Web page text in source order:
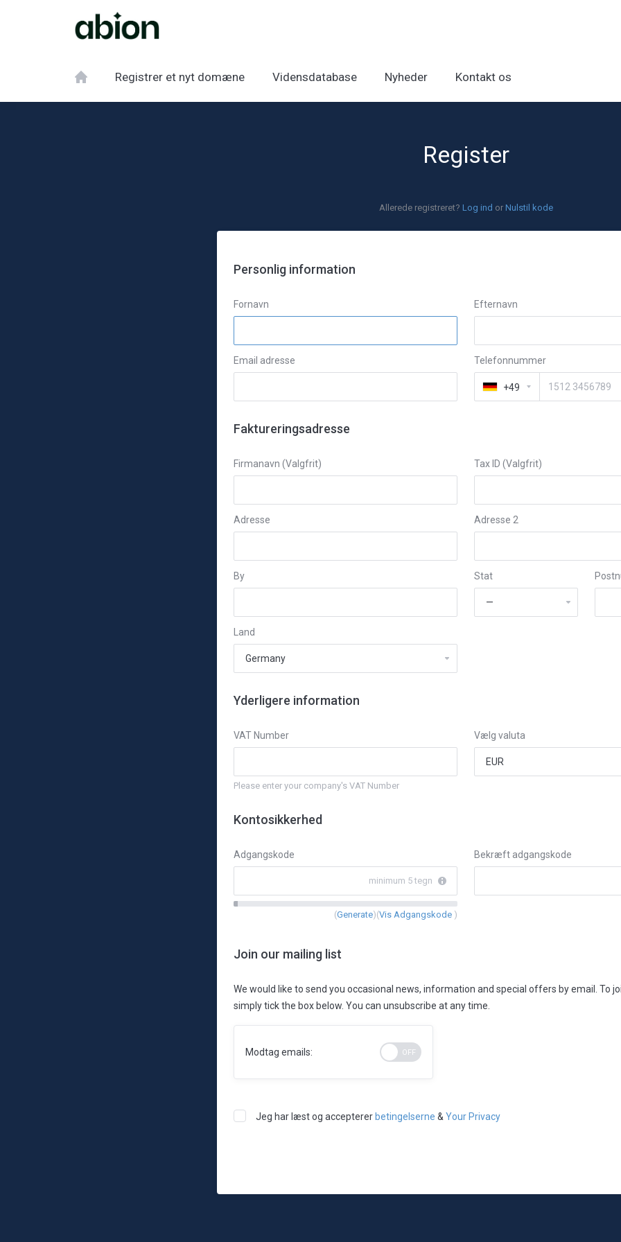
Registrer et nyt domæne Vidensdatabase Nyheder Kontakt os
Register
Allerede registreret? Log ind or Nulstil kode
Personlig information
Fornavn Efternavn
Email adresse Telefonnummer
+49
Faktureringsadresse
Firmanavn (Valgfrit) Tax ID (Valgfrit)
Adresse Adresse 2
By Stat
Land
Yderligere information
VAT Number
Please enter your company's VAT Number
Vælg valuta
Kontosikkerhed
Adgangskode
minimum 5 tegn
New
0%
(Generate)(Vis Adgangskode )
Bekræft adgangskode
Join our mailing list
We would like to send you occasional news, information and special offers by email. To
simply tick the box below. You can unsubscribe at any time.
Modtag emails:
Jeg har læst og accepterer betingelserne &Your Privacy